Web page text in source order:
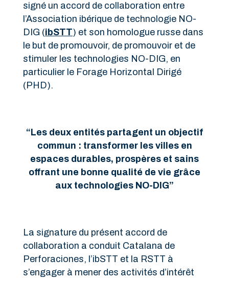
signé un accord de collaboration entre
l’Association ibérique de technologie NO-
DIG (ibSTT) et son homologue russe dans
le but de promouvoir, de promouvoir et de
stimuler les technologies NO-DIG, en
particulier le Forage Horizontal Dirigé
(PHD).
“Les deux entités partagent un objectif
commun : transformer les villes en
espaces durables, prospères et sains
offrant une bonne qualité de vie grâce
aux technologies NO-DIG”
La signature du présent accord de
collaboration a conduit Catalana de
Perforaciones, l’ibSTT et la RSTT à
s’engager à mener des activités d’intérêt